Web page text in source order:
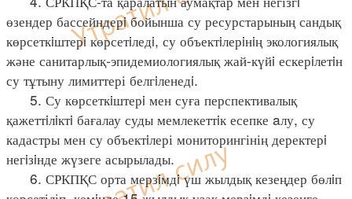
өзендер бассейндерi бойынша су ресурстарының сандық
көрсеткiштерi көрсетiледi, су объектiлерiнiң экологиялық
және санитарлық-эпидемиологиялық жай-күйi ескерiлетiн
су тұтыну лимиттері белгiленедi.
5. Су көрсеткiштерi мен суға перспективалық
қажеттiлiктi бағалау суды мемлекеттiк есепке aлу, су
кадастры мен су объектiлері мониторингінің деректерi
негiзiнде жүзеге асырылады.
6. СРКПҚС орта мерзiмдi үш жылдық кезеңдер бөлiп